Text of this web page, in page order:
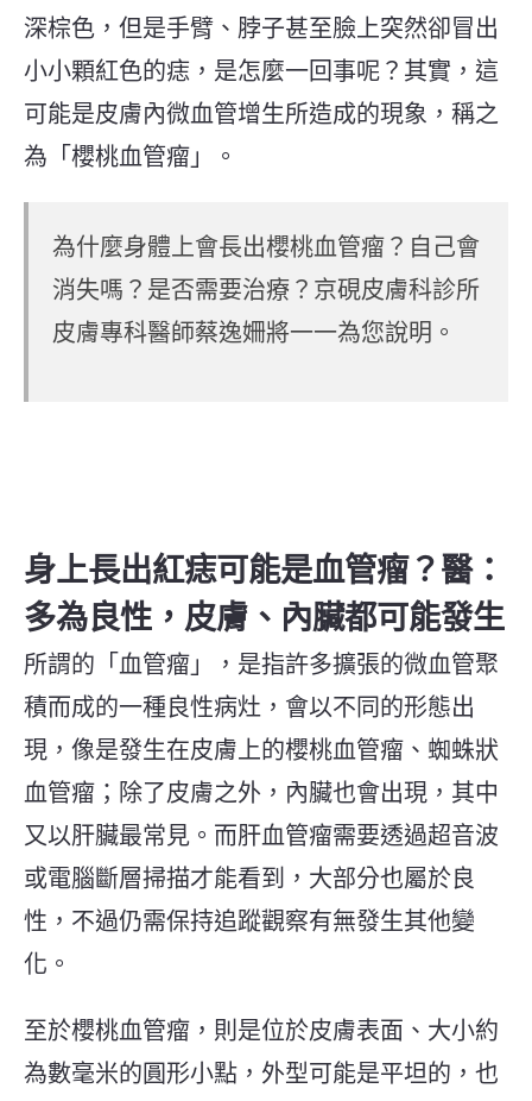
深棕色，但是手臂、脖子甚至臉上突然卻冒出
小小顆紅色的痣，是怎麼一回事呢？其實，這
可能是皮膚內微血管增生所造成的現象，稱之
為「櫻桃血管瘤」。
為什麼身體上會長出櫻桃血管瘤？自己會
消失嗎？是否需要治療？京硯皮膚科診所
皮膚專科醫師蔡逸姍將一一為您說明。
身上長出紅痣可能是血管瘤？醫：
多為良性，皮膚、內臟都可能發生
所謂的「血管瘤」，是指許多擴張的微血管聚
積而成的一種良性病灶，會以不同的形態出
現，像是發生在皮膚上的櫻桃血管瘤、蜘蛛狀
血管瘤；除了皮膚之外，內臟也會出現，其中
又以肝臟最常見。而肝血管瘤需要透過超音波
或電腦斷層掃描才能看到，大部分也屬於良
性，不過仍需保持追蹤觀察有無發生其他變
化。
至於櫻桃血管瘤，則是位於皮膚表面、大小約
為數毫米的圓形小點，外型可能是平坦的，也